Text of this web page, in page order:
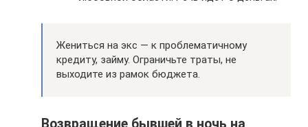
Жениться на экс — к проблематичному
кредиту, займу. Ограничьте траты, не
выходите из рамок бюджета.